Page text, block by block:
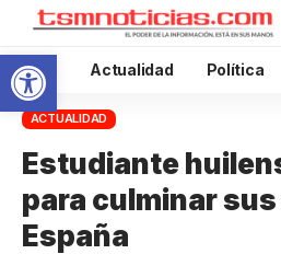
Abrir barra de herramientas
Inicio Actualidad Política
ACTUALIDAD
Estudiante
para culminar
España